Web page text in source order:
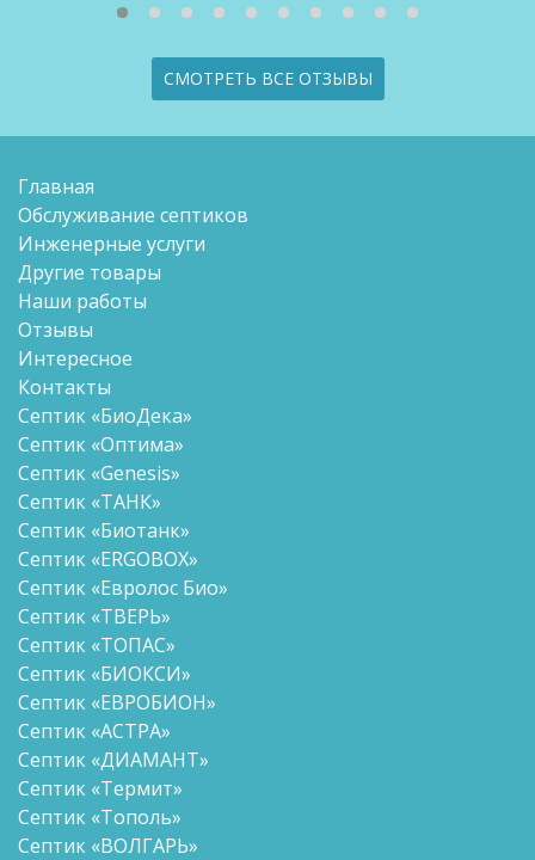
СМОТРЕТЬ ВСЕ ОТЗЫВЫ
Главная
Обслуживание септиков
Инженерные услуги
Другие товары
Наши работы
Отзывы
Интересное
Контакты
Септик «БиоДека»
Септик «Оптима»
Септик «Genesis»
Септик «ТАНК»
Септик «Биотанк»
Септик «ERGOBOX»
Септик «Евролос Био»
Септик «ТВЕРЬ»
Септик «ТОПАС»
Септик «БИОКСИ»
Септик «ЕВРОБИОН»
Септик «АСТРА»
Септик «ДИАМАНТ»
Септик «Термит»
Септик «Тополь»
Септик «ВОЛГАРЬ»